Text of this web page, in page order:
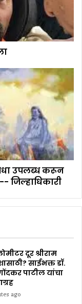
उपलब्ध करून
जिल्हाधिकारी
दूर श्रीराम
साईभक्त डॉ.
पाटील यांचा
ago